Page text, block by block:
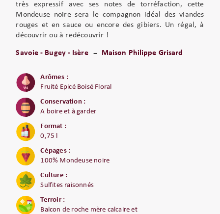
très expressif avec ses notes de torréfaction, cette
Mondeuse noire sera le compagnon idéal des viandes
rouges et en sauce ou encore des gibiers. Un régal, à
découvrir ou à redécouvrir !
Savoie - Bugey - Isère Maison Philippe Grisard
Arômes :
Fruité Epicé Boisé Floral
Conservation :
A boire et à garder
Format :
0,75 l
Cépages :
100% Mondeuse noire
Culture :
Sulfites raisonnés
Terroir :
Balcon de roche mère calcaire et